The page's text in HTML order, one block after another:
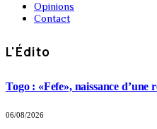
Opinions
Contact
L'Édito
Togo : «Fefe», naissance
06/08/2026